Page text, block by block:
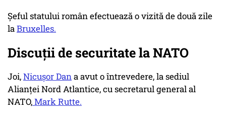
Şeful statului român efectuează o vizită de două zile
laBruxelles.
Discuții de securitate la NATO
Joi,Nicuşor Dana avut o întrevedere, la sediul
Alianţei Nord Atlantice, cu secretarul general al
NATO,Mark Rutte.